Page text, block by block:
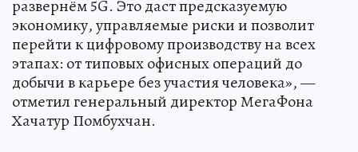
развернём 5G. Это даст предсказуемую
экономику, управляемые риски и позволит
перейти к цифровому производству на всех
этапах: от типовых офисных операций до
добычи в карьере без участия человека», —
отметил генеральный директор МегаФона
Хачатур Помбухчан.